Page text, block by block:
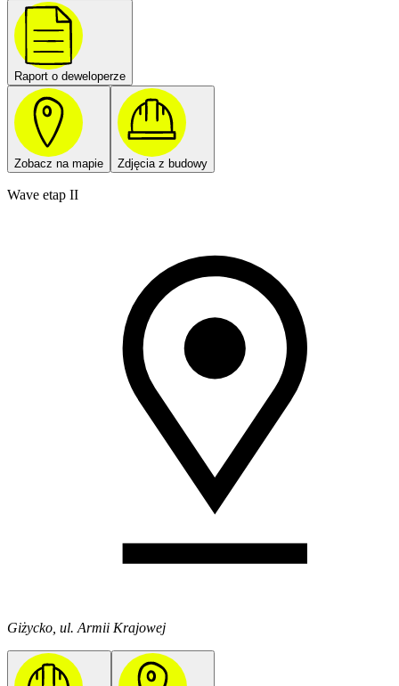
Raport o deweloperze
Zobacz na mapie Zdjęcia z budowy
Wave etap II
Giżycko, ul. Armii Krajowej